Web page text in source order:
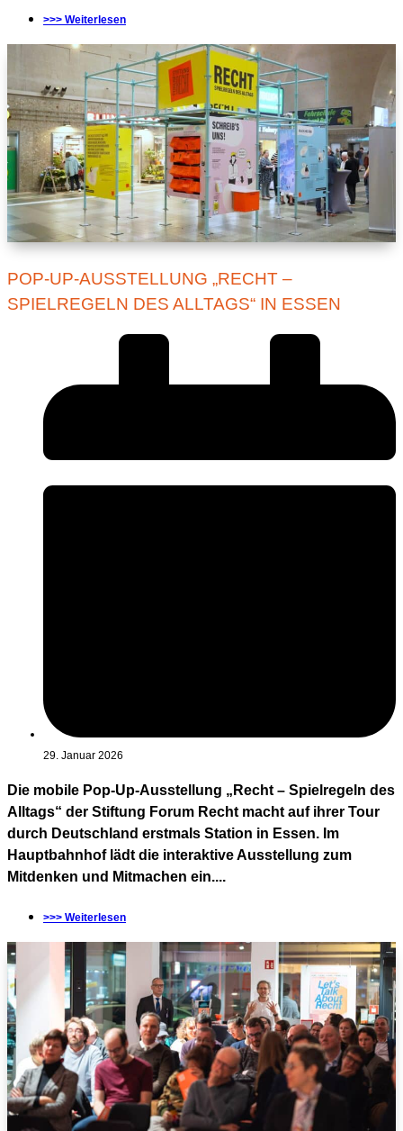
>>> Weiterlesen
POP-UP-AUSSTELLUNG „RECHT –
SPIELREGELN DES ALLTAGS“ IN ESSEN
29. Januar 2026
Die mobile Pop-Up-Ausstellung „Recht – Spielregeln des
Alltags“ der Stiftung Forum Recht macht auf ihrer Tour
durch Deutschland erstmals Station in Essen. Im
Hauptbahnhof lädt die interaktive Ausstellung zum
Mitdenken und Mitmachen ein....
>>> Weiterlesen